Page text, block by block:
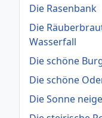
Die Rasenbank
Die
Wasserfall
Die schöne
Die schöne
Die Sonne